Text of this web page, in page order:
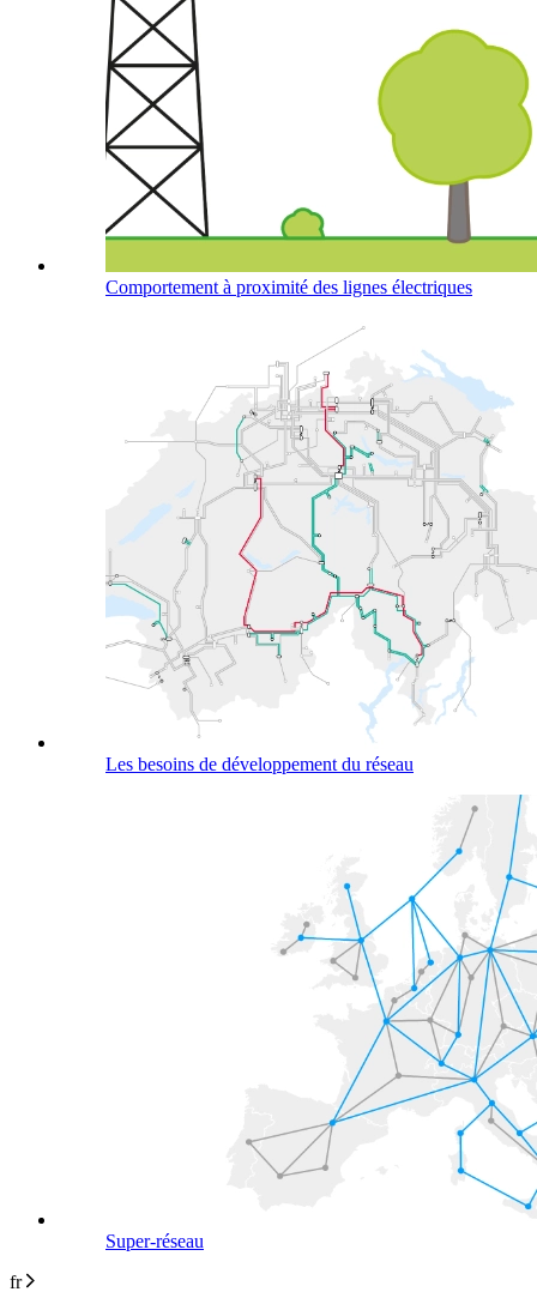
Comportement à proximité des lignes électriques
Les besoins de développement du réseau
Super-réseau
fr